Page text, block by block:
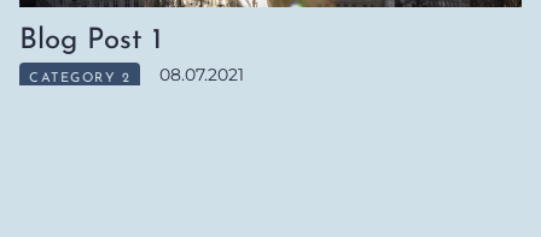
Blog Post 1
CATEGORY 2 08.07.2021